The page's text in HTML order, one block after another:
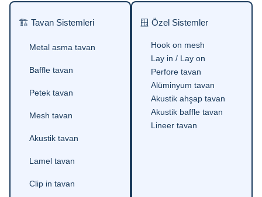
🏗 Tavan Sistemleri
Metal asma tavan
Baffle tavan
Petek tavan
Mesh tavan
Akustik tavan
Lamel tavan
Clip in tavan
🪟 Özel Sistemler
Hook on mesh
Lay in / Lay on
Perfore tavan
Alüminyum tavan
Akustik ahşap tavan
Akustik baffle tavan
Lineer tavan